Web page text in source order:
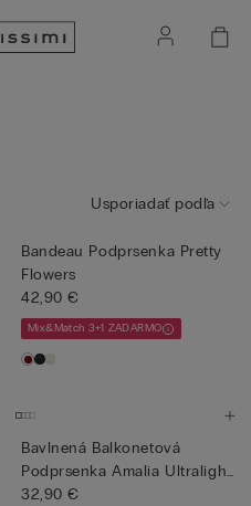
Usporiadať podľa
Bandeau Podprsenka Pretty
Flowers
42,90 €
Mix&Match 3+1 ZADARMO
Bavlnená Balkonetová
Podprsenka Amalia Ultralight
...
32,90 €